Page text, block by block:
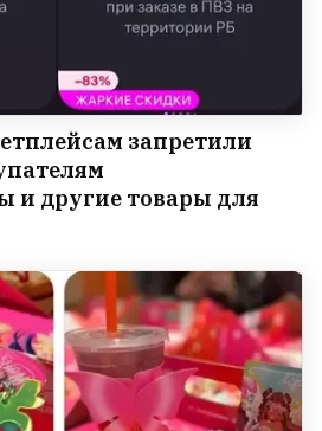
запретили
и другие товары для